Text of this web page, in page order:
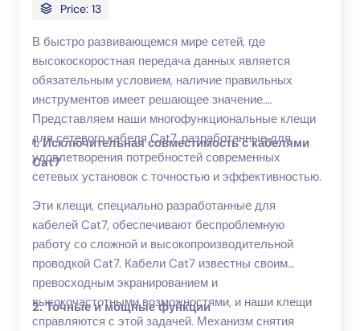
Price: 13
В быстро развивающемся мире сетей, где
высокоскоростная передача данных является
обязательным условием, наличие правильных
инструментов имеет решающее значение.
Представляем наши многофункциональные клещи
для сетевого кабеля Cat7, разработанные для
удовлетворения потребностей современных
сетевых установок с точностью и эффективностью.
1. Исключительная совместимость с кабелями
Cat7
Эти клещи, специально разработанные для
кабелей Cat7, обеспечивают беспроблемную
работу со сложной и высокопроизводительной
проводкой Cat7. Кабели Cat7 известны своим
превосходным экранированием и
высокочастотными возможностями, и наши клещи
справляются с этой задачей. Механизм снятия
2. Точные и мощные функции